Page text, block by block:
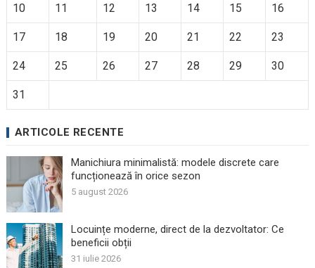
10 11 12 13 14 15 16
17 18 19 20 21 22 23
24 25 26 27 28 29 30
31
ARTICOLE RECENTE
Manichiura minimalistă: modele discrete care
funcționează în orice sezon
5 august 2026
Locuințe moderne, direct de la dezvoltator: Ce
beneficii obții
31 iulie 2026